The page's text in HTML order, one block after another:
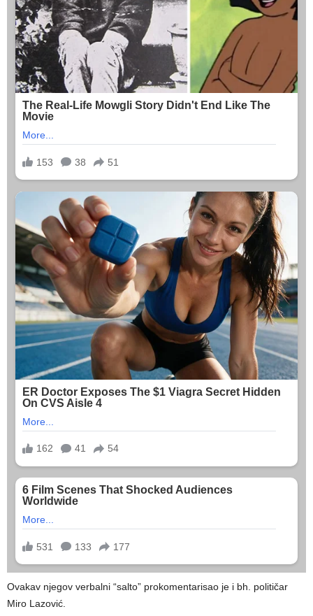
Ovakav njegov verbalni “salto” prokomentarisao je i bh. političar
Miro Lazović.